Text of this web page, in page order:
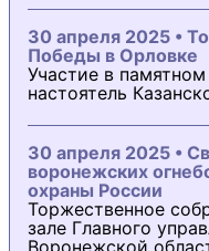
30 апреля 2025 •
Победы в Орловке
Участие в
настоятель
30 апреля 2025 •
воронежских
охраны России
Торжественное
зале Главного
Воронежской